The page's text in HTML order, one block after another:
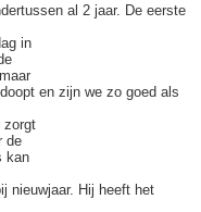
al 2 jaar. De eerste
in
en zijn we zo goed als
zorgt
de
kan
nieuwjaar. Hij heeft het